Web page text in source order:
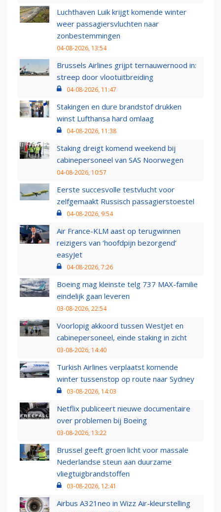
Luchthaven Luik krijgt komende winter
weer passagiersvluchten naar
zonbestemmingen
04-08-2026, 13:54
Brussels Airlines grijpt ternauwernood in:
streep door vlootuitbreiding
04-08-2026, 11:47
Stakingen en dure brandstof drukken
winst Lufthansa hard omlaag
04-08-2026, 11:38
Staking dreigt komend weekend bij
cabinepersoneel van SAS Noorwegen
04-08-2026, 10:57
Eerste succesvolle testvlucht voor
zelfgemaakt Russisch passagierstoestel
04-08-2026, 9:54
Air France-KLM aast op terugwinnen
reizigers van ‘hoofdpijn bezorgend’
easyJet
04-08-2026, 7:26
Boeing mag kleinste telg 737 MAX-familie
eindelijk gaan leveren
03-08-2026, 22:54
Voorlopig akkoord tussen WestJet en
cabinepersoneel, einde staking in zicht
03-08-2026, 14:40
Turkish Airlines verplaatst komende
winter tussenstop op route naar Sydney
03-08-2026, 14:03
Netflix publiceert nieuwe documentaire
over problemen bij Boeing
03-08-2026, 13:22
Brussel geeft groen licht voor massale
Nederlandse steun aan duurzame
vliegtuigbrandstoffen
03-08-2026, 12:41
Airbus A321neo in Wizz Air-kleurstelling